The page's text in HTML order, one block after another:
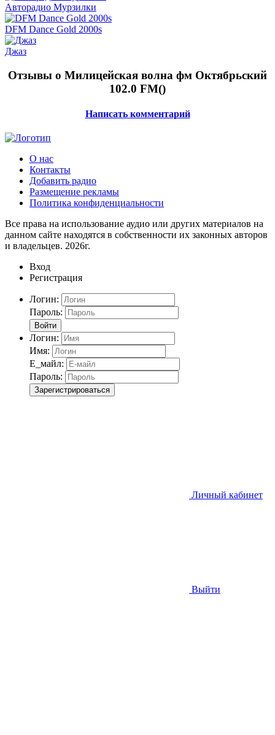
Авторадио Мурзилки
DFM Dance Gold 2000s
Джаз
Отзывы о Милицейская волна фм Октябрьский
102.0 FM()
Написать комментарий
О нас
Контакты
Добавить радио
Размещение рекламы
Политика конфиденциальности
Все права на использование аудио или других материалов на
данном сайте находятся в собственности их законных авторов
и владельцев. 2026г.
Вход
Регистрация
Логин:
Пароль:
Войти
Логин:
Имя:
Е_майл:
Пароль:
Зарегистрироваться
Личный кабинет
Выйти